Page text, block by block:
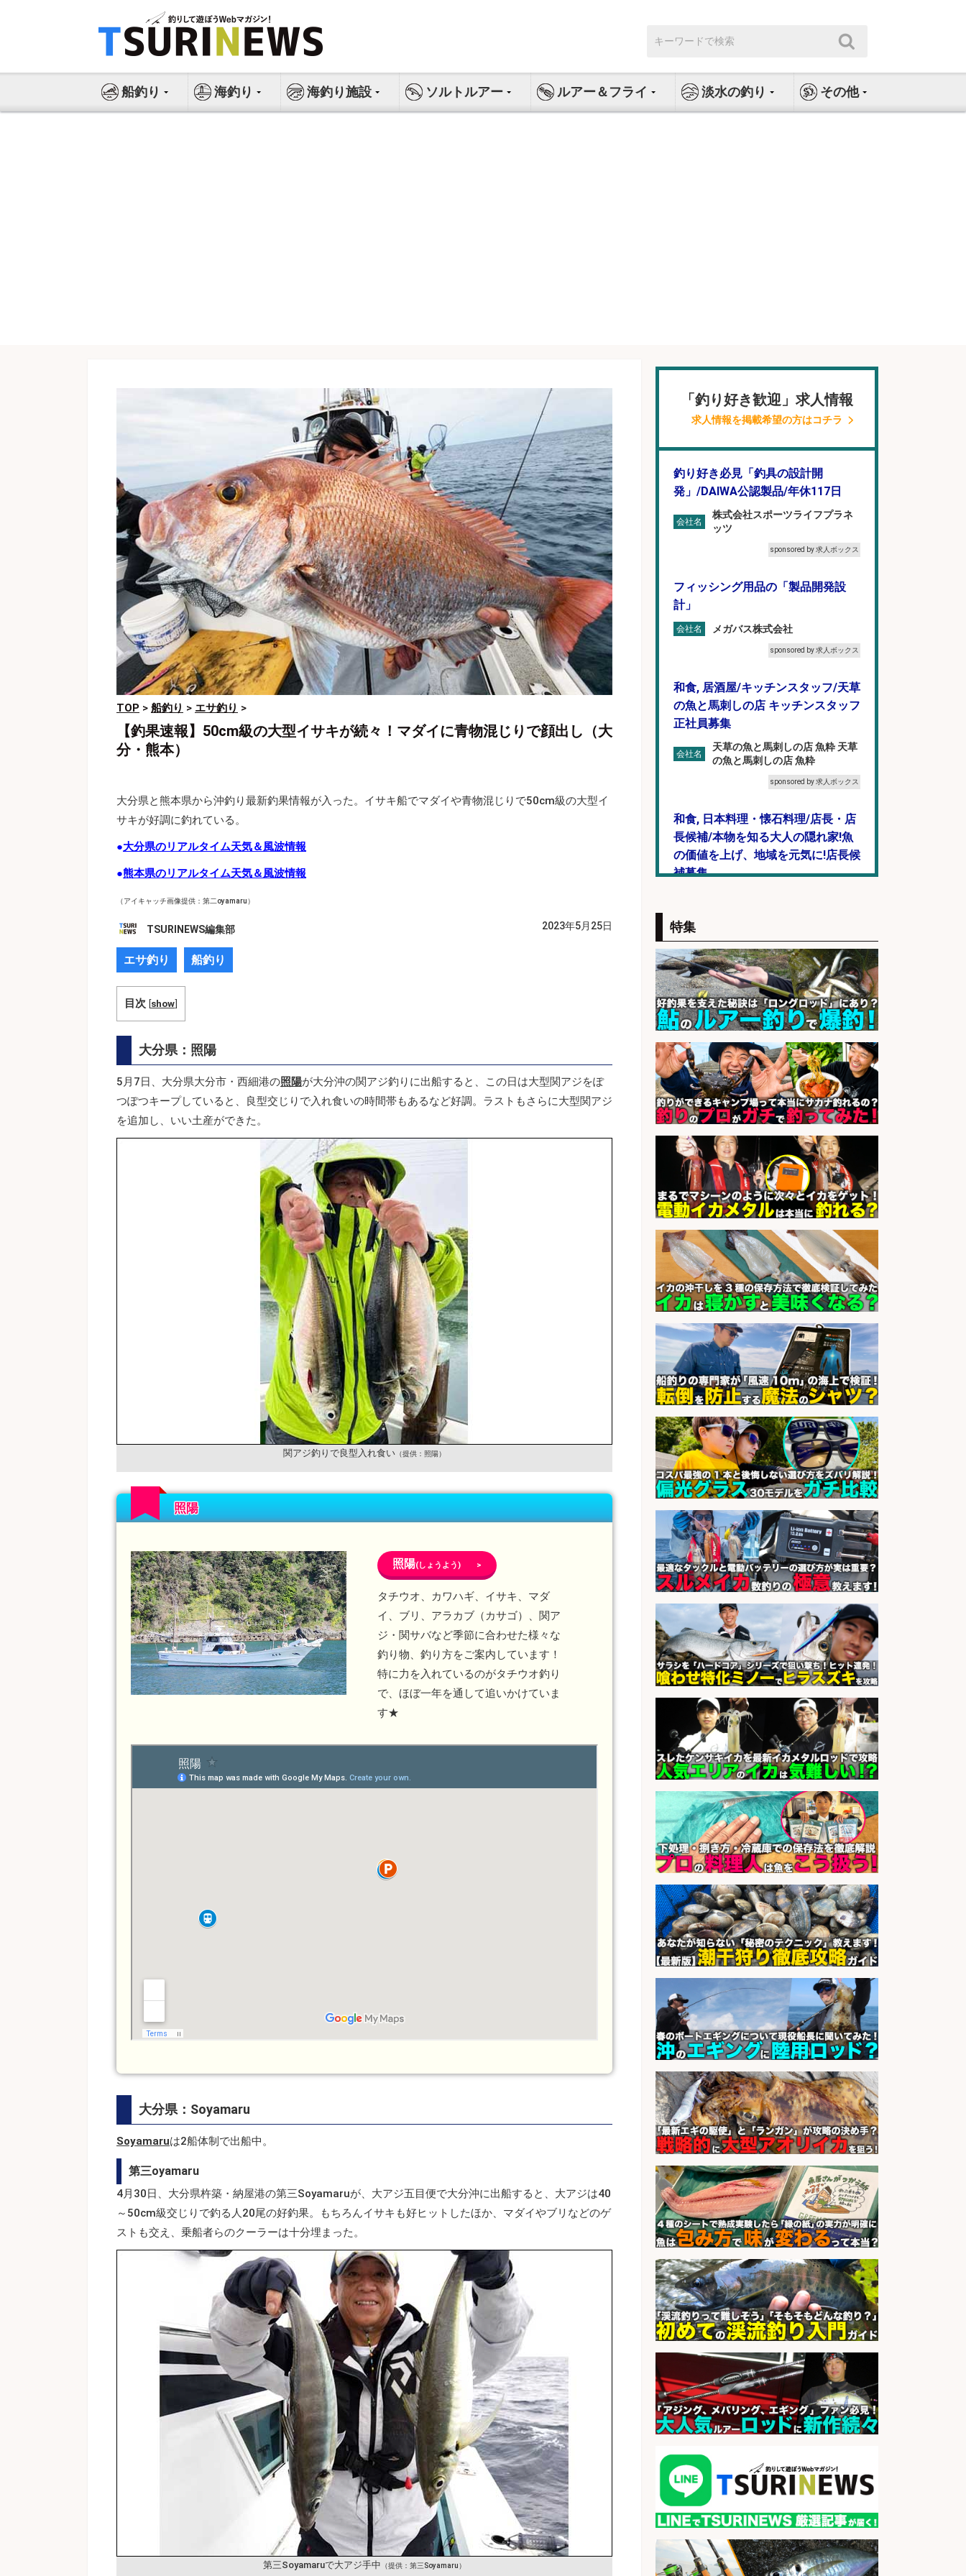
ス
索:
船釣り 海釣り 海釣り施設 ソルトルアー ルアー＆フライ 淡水の釣り その他
TOP > 船釣り > エサ釣り >
【釣果速報】50cm級の大型イサキが続々！マダイに青物混じりで顔出し（大
分・熊本）
大分県と熊本県から沖釣り最新釣果情報が入った。イサキ船でマダイや青物混じりで50cm級の大型イ
サキが好調に釣れている。
●大分県のリアルタイム天気＆風波情報
●熊本県のリアルタイム天気＆風波情報
（アイキャッチ画像提供：第二oyamaru）
TSURINEWS編集部 2023年5月25日
エサ釣り 船釣り
目次 [show]
大分県：照陽
5月7日、大分県大分市・西細港の照陽が大分沖の関アジ釣りに出船すると、この日は大型関アジをぽ
つぽつキープしていると、良型交じりで入れ食いの時間帯もあるなど好調。ラストもさらに大型関アジ
を追加し、いい土産ができた。
関アジ釣りで良型入れ食い （提供：照陽）
照陽
照陽(しょうよう) >
タチウオ、カワハギ、イサキ、マダ
イ、ブリ、アラカブ（カサゴ）、関ア
ジ・関サバなど季節に合わせた様々な
釣り物、釣り方をご案内しています！
特に力を入れているのがタチウオ釣り
で、ほぼ一年を通して追いかけていま
す★
大分県：Soyamaru
Soyamaruは2船体制で出船中。
第三oyamaru
4月30日、大分県杵築・納屋港の第三Soyamaruが、大アジ五目便で大分沖に出船すると、大アジは40
～50cm級交じりで釣る人20尾の好釣果。もちろんイサキも好ヒットしたほか、マダイやブリなどのゲ
ストも交え、乗船者らのクーラーは十分埋まった。
第三Soyamaruで大アジ手中 （提供：第三Soyamaru）
「釣り好き歓迎」求人情報
求人情報を掲載希望の方はコチラ
釣り好き必見「釣具の設計開
発」/DAIWA公認製品/年休117日
会社名
株式会社スポーツライフプラネ
ッツ
sponsored by 求人ボックス
フィッシング用品の「製品開発設
計」
会社名 メガバス株式会社
sponsored by 求人ボックス
和食, 居酒屋/キッチンスタッフ/天草
の魚と馬刺しの店 キッチンスタッフ
正社員募集
会社名
天草の魚と馬刺しの店 魚粋 天草
の魚と馬刺しの店 魚粋
sponsored by 求人ボックス
和食, 日本料理・懐石料理/店長・店
長候補/本物を知る大人の隠れ家!魚
の価値を上げ、地域を元気に!店長候
補募集
和食, 居酒屋/調理見習い・調理補助/
新鮮な魚料理×おでんの和食居酒屋
の若手スタッフ
会社名 サカナのハチベエ 矢場町店
精肉・青果・鮮魚販売/お魚のカッ
トや商品の陳列スタッフ 志布志市/
未経験歓迎×残業少なめ×車通勤OK/
鹿児島県/志布志市
会社名 株式会社ホットスタッフ鹿児島
sponsored by 求人ボックス
営業事務/釣り具メーカーでの営業
アシスタントのお仕事/残業なし/即
日勤務可/営業事務/軽作業
会社名 株式会社パソナ
sponsored by 求人ボックス
日払いOKで即日収入/製造スタッフ/
日払いあり 広島市佐伯区内でお魚の
パック詰めや品出し業務/車通勤
OK×未経験歓迎×残業少なめ/広島県/
広島市佐伯区
会社名 株式会社ホットスタッフ五日市
sponsored by 求人ボックス
精肉・青果・鮮魚販売/志布志駅か
ら車5分 お魚のカットや商品の陳列
業務/残業少なめ×車通勤OK×時間選
べる/鹿児島県/志布志市
会社名 株式会社ホットスタッフ鹿児島
sponsored by 求人ボックス
コンビニ/広島県/調理なし・軽作業
スタート お魚のパック詰め 品出し/
週4日から勤務OK/希望休が取得で
きる
会社名 株式会社ホットスタッフ五日市
sponsored by 求人ボックス
さらに求人情報を見る
特集